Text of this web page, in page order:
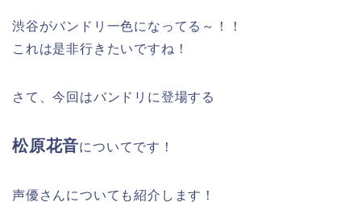
渋谷がバンドリ一色になってる～！！
これは是非行きたいですね！
さて、今回はバンドリに登場する
松原花音についてです！
声優さんについても紹介します！